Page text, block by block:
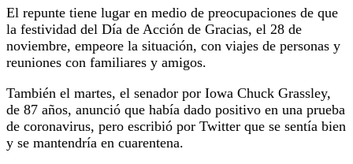
El repunte tiene lugar en medio de preocupaciones de que
la festividad del Día de Acción de Gracias, el 28 de
noviembre, empeore la situación, con viajes de personas y
reuniones con familiares y amigos.
También el martes, el senador por Iowa Chuck Grassley,
de 87 años, anunció que había dado positivo en una prueba
de coronavirus, pero escribió por Twitter que se sentía bien
y se mantendría en cuarentena.